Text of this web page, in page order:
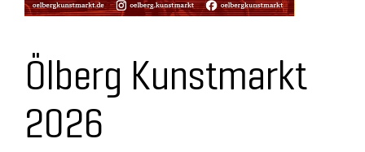
Ölberg Kunstmarkt
2026